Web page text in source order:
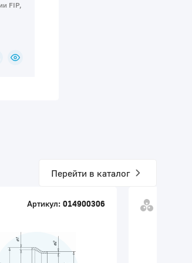
FIP,
Перейти в каталог
Артикул: 014900306